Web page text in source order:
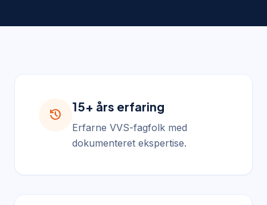
history
15+ års erfaring
Erfarne VVS-fagfolk med
dokumenteret ekspertise.